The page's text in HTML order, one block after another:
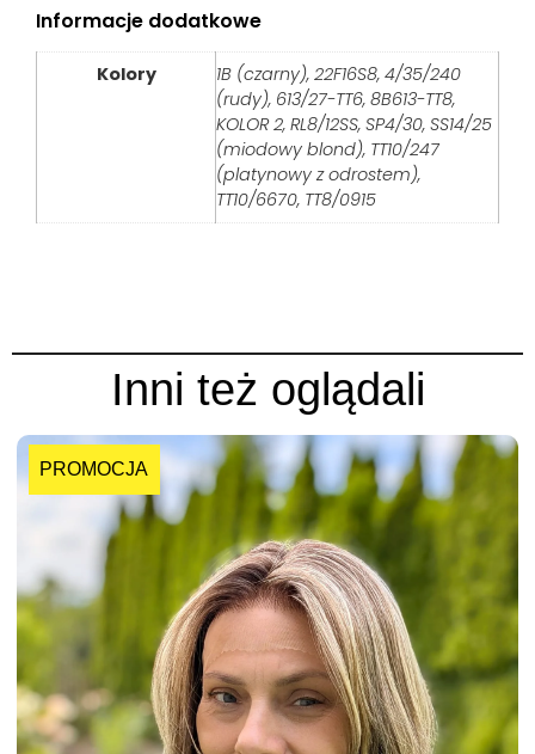
Informacje dodatkowe
Kolory
1B (czarny), 22F16S8, 4/35/240
(rudy), 613/27-TT6, 8B613-TT8,
KOLOR 2, RL8/12SS, SP4/30, SS14/25
(miodowy blond), TT10/247
(platynowy z odrostem),
TT10/6670, TT8/0915
Inni też oglądali
PROMOCJA